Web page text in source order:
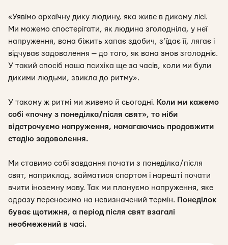
«Уявімо архаїчну дику людину, яка живе в дикому лісі.
Ми можемо спостерігати, як людина зголодніла, у неї
напруження, вона біжить хапає здобич, з’їдає її, лягає і
відчуває задоволення — до того, як вона знов зголодніє.
У такий спосіб наша психіка ще за часів, коли ми були
дикими людьми, звикла до ритму».
У такому ж ритмі ми живемо й сьогодні. Коли ми кажемо
собі «почну з понеділка/після свят», то ніби
відстрочуємо напруження, намагаючись продовжити
стадію задоволення.
Ми ставимо собі завдання почати з понеділка/після
свят, наприклад, займатися спортом і нарешті почати
вчити іноземну мову. Так ми плануємо напруження, яке
одразу переносимо на невизначений термін. Понеділок
буває щотижня, а період після свят взагалі
необмежений в часі.